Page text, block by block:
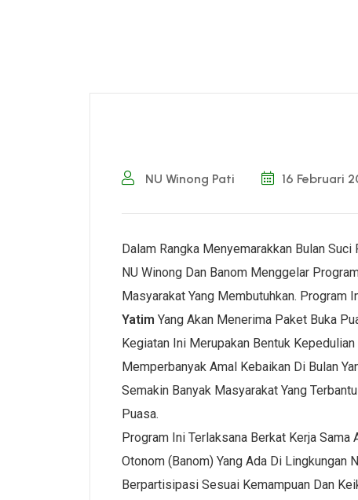
NU Winong Pati 16 Februari
Dalam Rangka Menyemarakkan Bulan
NU Winong Dan Banom Menggelar
Masyarakat Yang Membutuhkan. Program
Yatim Yang Akan Menerima Paket Buka
Kegiatan Ini Merupakan Bentuk
Memperbanyak Amal Kebaikan Di Bulan
Semakin Banyak Masyarakat Yang
Puasa.
Program Ini Terlaksana Berkat Kerja Sama
Otonom (Banom) Yang Ada Di Lingkungan
Berpartisipasi Sesuai Kemampuan Dan